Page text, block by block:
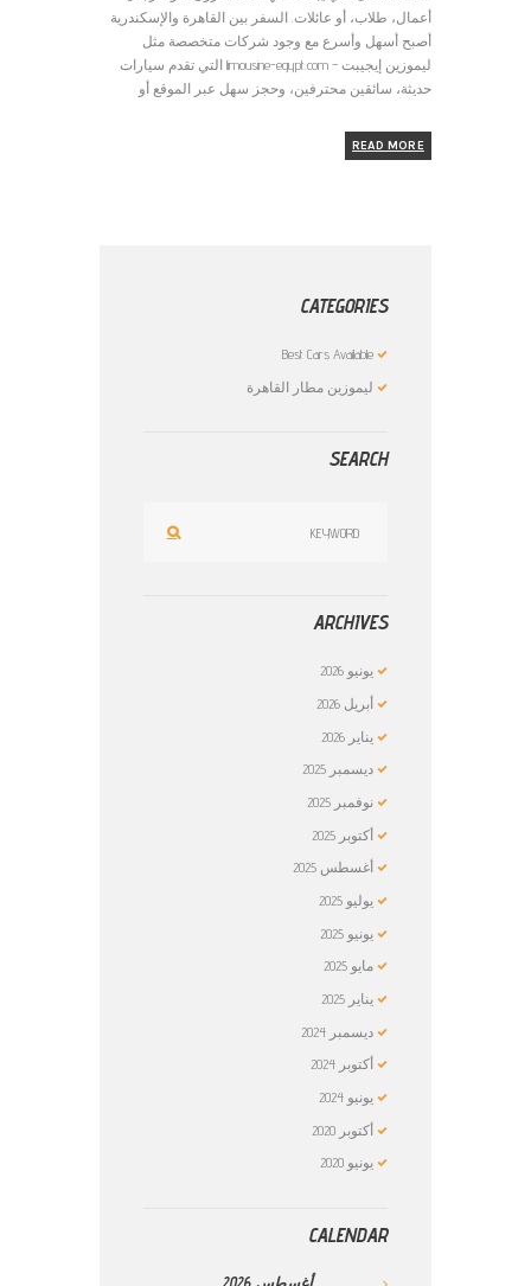
أعمال، طلاب، أو عائلات. السفر بين القاهرة والإسكندرية
أصبح أسهل وأسرع مع وجود شركات متخصصة مثل
ليموزين إيجيبت – limousine-egypt.com التي تقدم سيارات
حديثة، سائقين محترفين، وحجز سهل عبر الموقع أو
READ MORE
CATEGORIES
Best Cars Available
ليموزين مطار القاهرة
SEARCH
ARCHIVES
يونيو2026
أبريل2026
يناير2026
ديسمبر2025
نوفمبر2025
أكتوبر2025
أغسطس2025
يوليو2025
يونيو2025
مايو2025
يناير2025
ديسمبر2024
أكتوبر2024
يونيو2024
أكتوبر2020
يونيو2020
CALENDAR